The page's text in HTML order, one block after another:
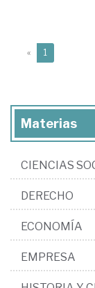
« 1
Materias
CIENCIAS
DERECHO
ECONOMÍA
EMPRESA